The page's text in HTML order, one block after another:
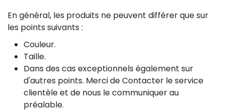
En général, les produits ne peuvent différer que sur
les points suivants :
Couleur.
Taille.
Dans des cas exceptionnels également sur
d'autres points. Merci de Contacter le service
clientèle et de nous le communiquer au
préalable.